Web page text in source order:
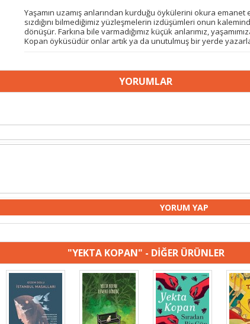
Yaşamın uzamış anlarından kurduğu öykülerini okura
sızdığını bilmediğimiz yüzleşmelerin izdüşümleri onun
dönüşür. Farkına bile varmadığımız küçük anlarımız,
Kopan öyküsüdür onlar artık ya da unutulmuş bir yerde
YORUMLAR
"YEKTA KOPAN" - DİĞER ÜRÜNLER